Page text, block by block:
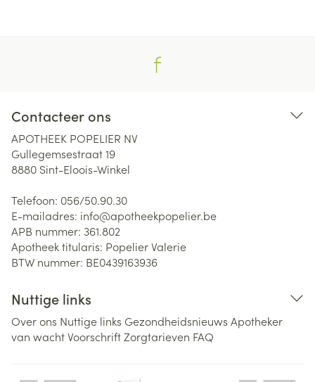
Contacteer ons
APOTHEEK POPELIER NV
Gullegemsestraat 19
8880 Sint-Eloois-Winkel
Telefoon: 056/50.90.30
E-mailadres: info@apotheekpopelier.be
APB nummer: 361.802
Apotheek titularis: Popelier Valerie
BTW nummer: BE0439163936
Nuttige links
Over ons Nuttige links Gezondheidsnieuws Apotheker
van wachtVoorschriftZorgtarieven FAQ